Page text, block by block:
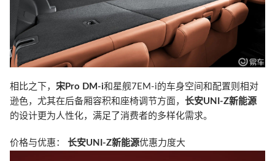
相比之下，宋Pro DM-i和星舰7EM-i的车身空间和配置则相对
逊色，尤其在后备厢容积和座椅调节方面，长安UNI-Z新能源
的设计更为人性化，满足了消费者的多样化需求。
价格与优惠：长安UNI-Z新能源优惠力度大